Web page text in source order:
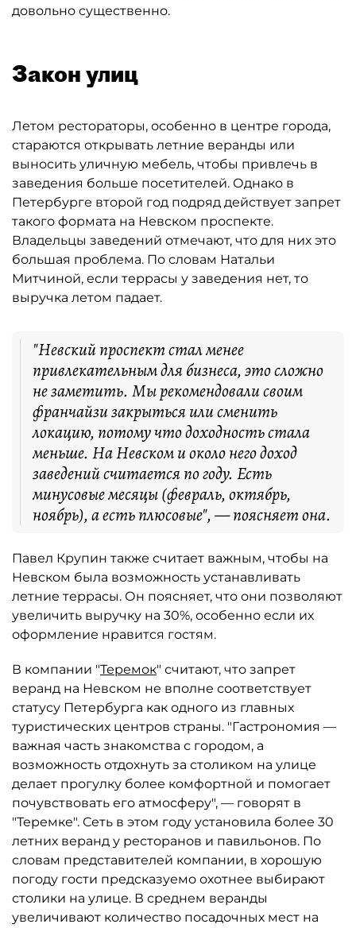
довольно существенно.
Закон улиц
Летом рестораторы, особенно в центре города,
стараются открывать летние веранды или
выносить уличную мебель, чтобы привлечь в
заведения больше посетителей. Однако в
Петербурге второй год подряд действует запрет
такого формата на Невском проспекте.
Владельцы заведений отмечают, что для них это
большая проблема. По словам Натальи
Митчиной, если террасы у заведения нет, то
выручка летом падает.
"Невский проспект стал менее
привлекательным для бизнеса, это сложно
не заметить. Мы рекомендовали своим
франчайзи закрыться или сменить
локацию, потому что доходность стала
меньше. На Невском и около него доход
заведений считается по году. Есть
минусовые месяцы (февраль, октябрь,
ноябрь), а есть плюсовые", — поясняет она.
Павел Крупин также считает важным, чтобы на
Невском была возможность устанавливать
летние террасы. Он поясняет, что они позволяют
увеличить выручку на 30%, особенно если их
оформление нравится гостям.
В компании "Теремок" считают, что запрет
веранд на Невском не вполне соответствует
статусу Петербурга как одного из главных
туристических центров страны. "Гастрономия —
важная часть знакомства с городом, а
возможность отдохнуть за столиком на улице
делает прогулку более комфортной и помогает
почувствовать его атмосферу", — говорят в
"Теремке". Сеть в этом году установила более 30
летних веранд у ресторанов и павильонов. По
словам представителей компании, в хорошую
погоду гости предсказуемо охотнее выбирают
столики на улице. В среднем веранды
увеличивают количество посадочных мест на